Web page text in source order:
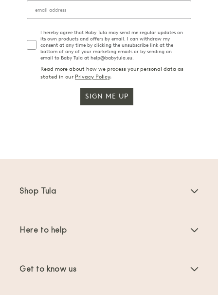
I hereby agree that Baby Tula may send me regular updates on
its own products and offers by email. I can withdraw my
consent at any time by clicking the unsubscribe link at the
bottom of any of your marketing emails or by sending an
email to Baby Tula at help@babytula.eu.
Read more about how we process your personal data as
stated in our Privacy Policy.
SIGN ME UP
Shop Tula
Here to help
Get to know us